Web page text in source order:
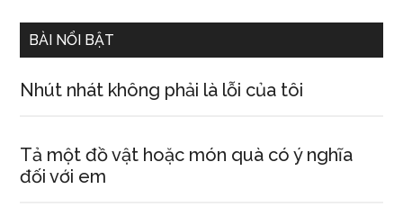
BÀI NỔI BẬT
Nhút nhát không phải là lỗi của tôi
Tả một đồ vật hoặc món quà có ý nghĩa
đối với em